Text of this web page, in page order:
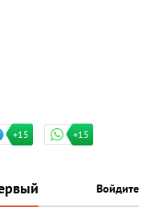
+15 +15
Войдите